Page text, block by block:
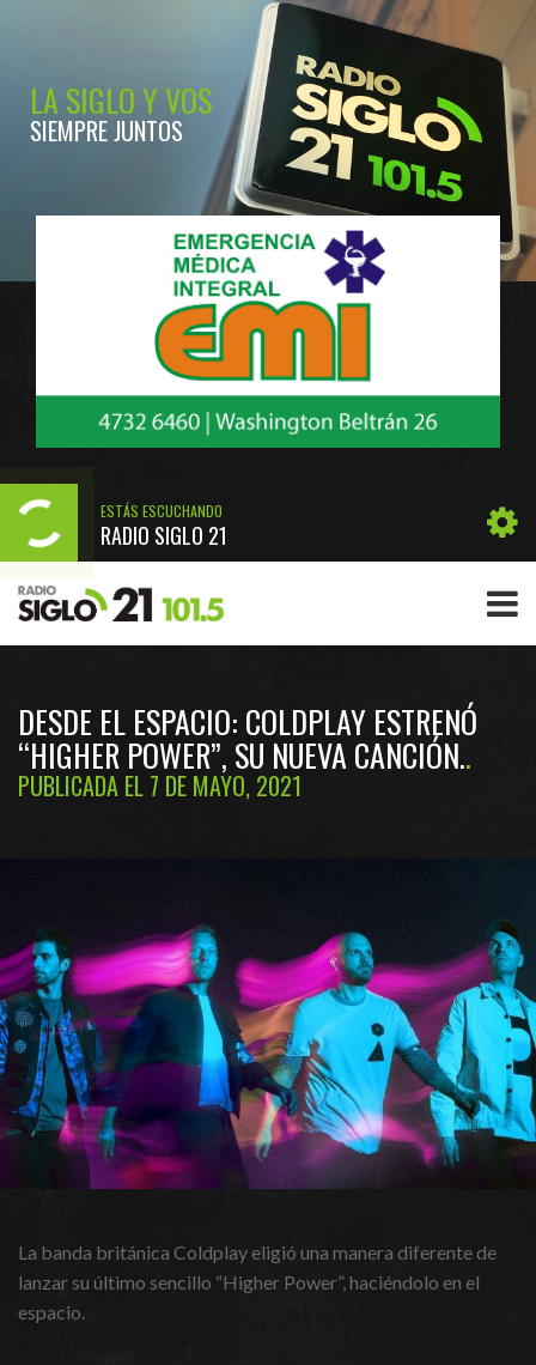
LA SIGLO Y VOS
SIEMPRE JUNTOS
ESTÁS ESCUCHANDO
RADIO SIGLO 21
DESDE EL ESPACIO: COLDPLAY ESTRENÓ
“HIGHER POWER”, SU NUEVA CANCIÓN.
PUBLICADA EL 7 DE MAYO, 2021
La banda británica Coldplay eligió una manera diferente de
lanzar su último sencillo “Higher Power”, haciéndolo en el
espacio.